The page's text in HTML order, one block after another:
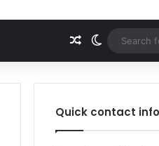
Quick contact info